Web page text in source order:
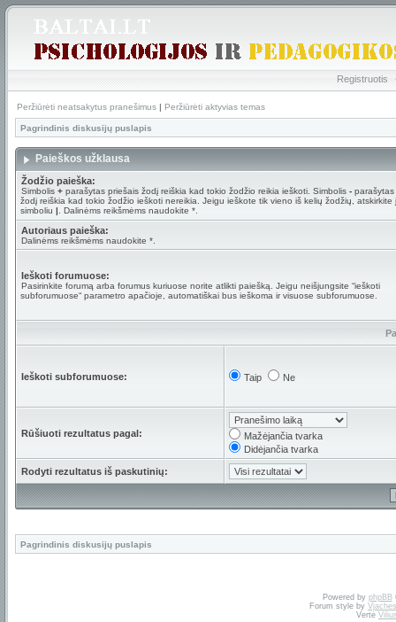
Registruotis
Peržiūrėti neatsakytus pranešimus | Peržiūrėti aktyvias temas
Pagrindinis diskusijų puslapis
Paieškos užklausa
Žodžio paieška:
Simbolis + parašytas priešais žodį reiškia kad tokio žodžio reikia ieškoti. Simbolis - parašytas
žodį reiškia kad tokio žodžio ieškoti nereikia. Jeigu ieškote tik vieno iš kelių žodžių, atskirkite
simboliu | . Dalinėms reikšmėms naudokite *.
Autoriaus paieška:
Dalinėms reikšmėms naudokite *.
Ieškoti forumuose:
Pasirinkite forumą arba forumus kuriuose norite atlikti paiešką. Jeigu neišjungsite “ieškoti
subforumuose“ parametro apačioje, automatiškai bus ieškoma ir visuose subforumuose.
Ieškoti subforumuose: Taip Ne
Rūšiuoti rezultatus pagal:
Mažėjančia tvarka
Didėjančia tvarka
Rodyti rezultatus iš paskutinių:
Pagrindinis diskusijų puslapis
Powered by phpBB
Forum style by
Vertė